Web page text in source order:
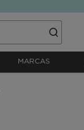
MARCAS